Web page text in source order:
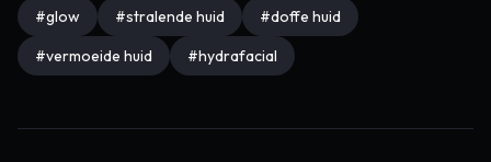
#glow #stralende huid #doffe huid
#vermoeide huid #hydrafacial